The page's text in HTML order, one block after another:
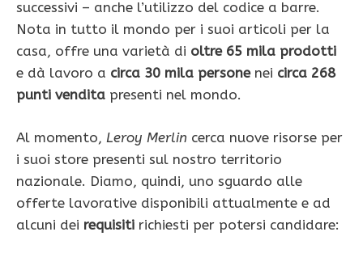
successivi – anche l’utilizzo del codice a barre.
Nota in tutto il mondo per i suoi articoli per la
casa, offre una varietà di oltre 65 mila prodotti
e dà lavoro a circa 30 mila personenei circa 268
punti vendita presenti nel mondo.
Al momento, Leroy Merlin cerca nuove risorse per
i suoi store presenti sul nostro territorio
nazionale. Diamo, quindi, uno sguardo alle
offerte lavorative disponibili attualmente e ad
alcuni dei requisiti richiesti per potersi candidare: